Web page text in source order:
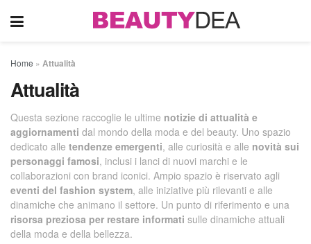
Home » Attualità
Attualità
Questa sezione raccoglie le ultime notizie di attualità e
aggiornamenti dal mondo della moda e del beauty. Uno spazio
dedicato alle tendenze emergenti, alle curiosità e alle novità sui
personaggi famosi, inclusi i lanci di nuovi marchi e le
collaborazioni con brand iconici. Ampio spazio è riservato agli
eventi del fashion system, alle iniziative più rilevanti e alle
dinamiche che animano il settore. Un punto di riferimento e una
risorsa preziosa per restare informati sulle dinamiche attuali
della moda e della bellezza.